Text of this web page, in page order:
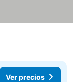
Ver precios